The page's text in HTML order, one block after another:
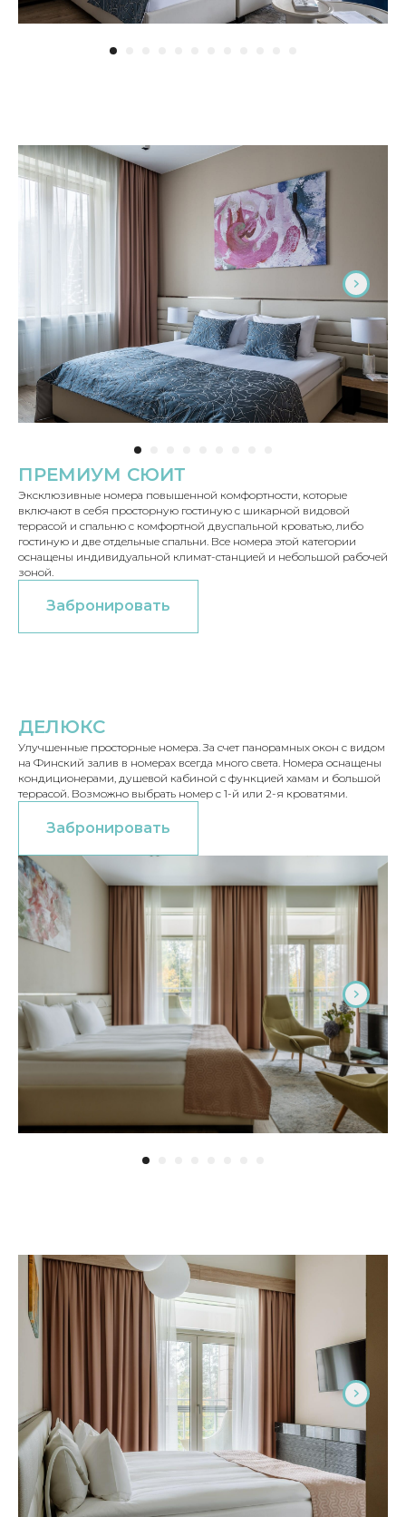
ПРЕМИУМ СЮИТ
Эксклюзивные номера повышенной комфортности, которые
включают в себя просторную гостиную с шикарной видовой
террасой и спальню с комфортной двуспальной кроватью, либо
гостиную и две отдельные спальни. Все номера этой категории
оснащены индивидуальной климат-станцией и небольшой рабочей
зоной.
Забронировать
ДЕЛЮКС
Улучшенные просторные номера. За счет панорамных окон с видом
на Финский залив в номерах всегда много света. Номера оснащены
кондиционерами, душевой кабиной с функцией хамам и большой
террасой. Возможно выбрать номер с 1-й или 2-я кроватями.
Забронировать